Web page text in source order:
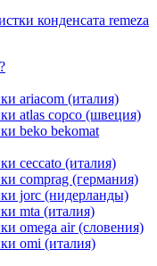
конденсата remeza
ariacom (италия)
atlas copco (швеция)
beko bekomat
ceccato (италия)
comprag (германия)
jorc (нидерланды)
mta (италия)
omega air (словения)
omi (италия)